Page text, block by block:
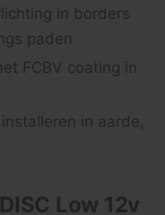
in borders
paden
FCBV coating in
in aarde,
Low 12v